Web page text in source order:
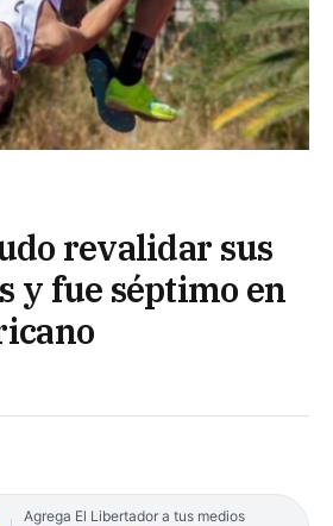
revalidar sus
y fue séptimo en
Agrega El Libertador a tus medios